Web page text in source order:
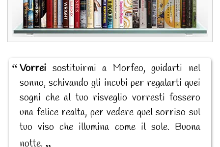
Vorrei sostituirmi a Morfeo, guidarti nel
sonno, schivando gli incubi per regalarti quei
sogni che al tuo risveglio vorresti fossero
una felice realta, per vedere quel sorriso sul
tuo viso che illumina come il sole. Buona
notte.